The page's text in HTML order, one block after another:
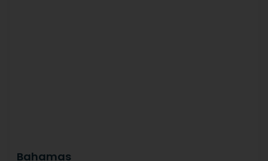
Bahamas